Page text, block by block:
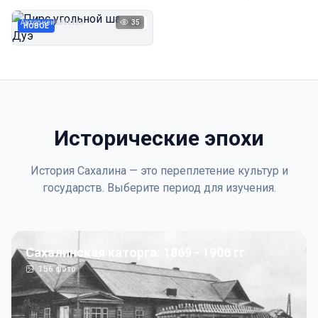
НОВОЕ 1923
Автор неизвестен 35
Исторические эпохи
История Сахалина — это переплетение культур и
государств. Выберите период для изучения.
Сахалинская каторга: 1869 - 1906 гг
156фото